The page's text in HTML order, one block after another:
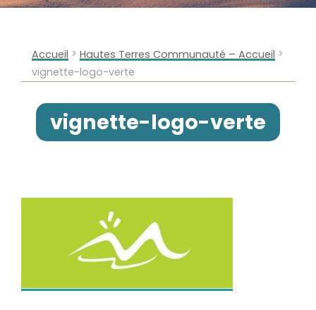
Accueil > Hautes Terres Communauté – Accueil >
vignette-logo-verte
vignette-logo-verte